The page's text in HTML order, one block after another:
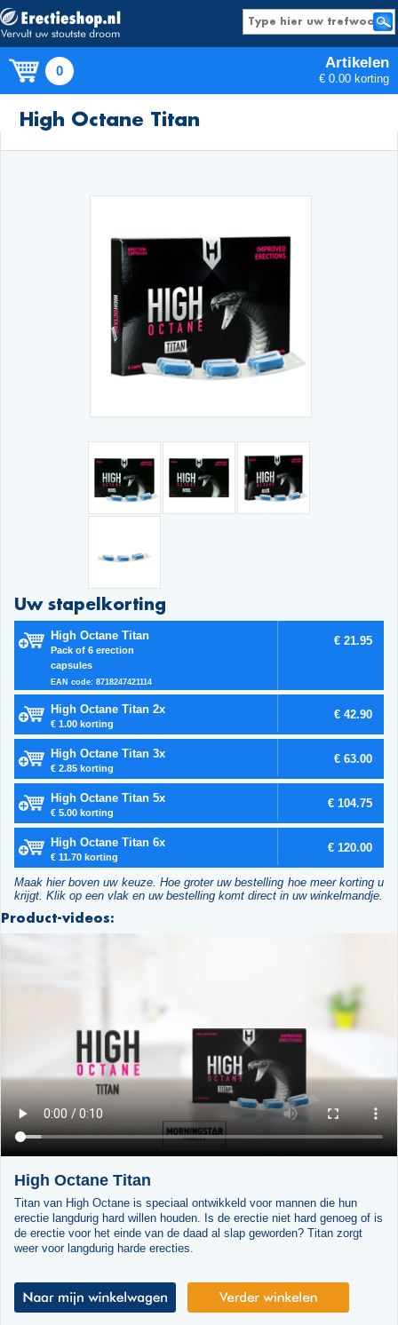
0 Artikelen
€ 0.00 korting
Producten
High Octane Titan
Uw stapelkorting
High Octane Titan
Pack of 6 erection
capsules
EAN code: 8718247421114
€ 21.95
High Octane Titan 2x
€ 1.00 korting
€ 42.90
High Octane Titan 3x
€ 2.85 korting
€ 63.00
High Octane Titan 5x
€ 5.00 korting
€ 104.75
High Octane Titan 6x
€ 11.70 korting
€ 120.00
Maak hier boven uw keuze. Hoe groter uw bestelling hoe meer korting u
krijgt. Klik op een vlak en uw bestelling komt direct in uw winkelmandje.
Product-videos:
High Octane Titan
Titan van High Octane is speciaal ontwikkeld voor mannen die hun
erectie langdurig hard willen houden. Is de erectie niet hard genoeg of is
de erectie voor het einde van de daad al slap geworden? Titan zorgt
weer voor langdurig harde erecties.